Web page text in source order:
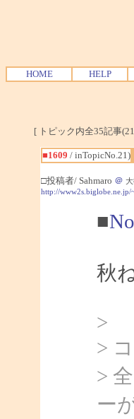
HOME HELP
[ トピック内全35記事
■1609 / inTopicNo.21)
□投稿者/ Sahmaro ＠
http://www2s.biglobe.ne.jp/
■
秋
>
>
>
ー